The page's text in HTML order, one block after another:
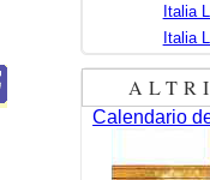
Italia
Italia
Calendario